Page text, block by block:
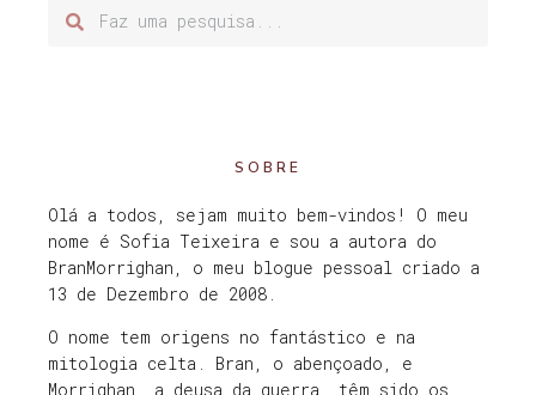
SOBRE
Olá a todos, sejam muito bem-vindos! O meu
nome é Sofia Teixeira e sou a autora do
BranMorrighan, o meu blogue pessoal criado a
13 de Dezembro de 2008.
O nome tem origens no fantástico e na
mitologia celta. Bran, o abençoado, e
Morrighan, a deusa da guerra, têm sido os